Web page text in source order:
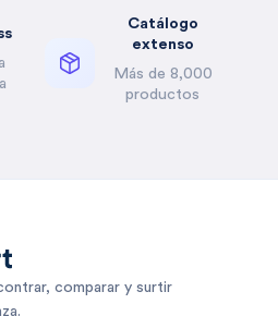
Catálogo
extenso
Más de 8,000
productos
comparar y surtir